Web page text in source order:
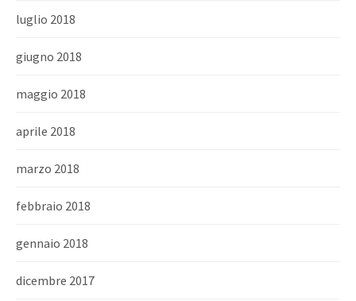
luglio 2018
giugno 2018
maggio 2018
aprile 2018
marzo 2018
febbraio 2018
gennaio 2018
dicembre 2017